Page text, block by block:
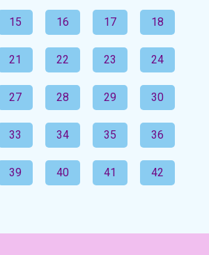
15 16 17 18
21 22 23 24
27 28 29 30
33 34 35 36
39 40 41 42